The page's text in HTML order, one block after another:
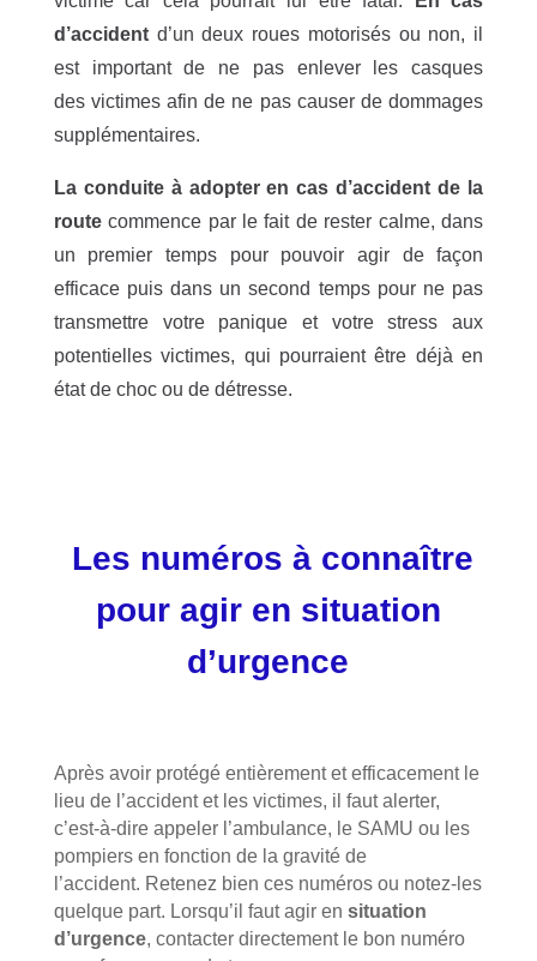
d’accidentd’un deux roues motorisés ou non, il
est important de ne pas enlever les casques
des victimes afin de ne pas causer de dommages
supplémentaires.
La conduite à adopter en cas d’accident de la
routecommence par le fait de rester calme, dans
un premier temps pour pouvoir agir de façon
efficace puis dans un second temps pour ne pas
transmettre votre panique et votre stress aux
potentielles victimes, qui pourraient être déjà en
état de choc ou de détresse.
Les numéros à connaître
pour agir en situation
d’urgence
Après avoir protégé entièrement et efficacement le
lieu de l’accident et les victimes, il faut alerter,
c’est-à-dire appeler l’ambulance, le SAMU ou les
pompiers en fonction de la gravité de
l’accident. Retenez bien ces numéros ou notez-les
quelque part. Lorsqu’il fautagir en situation
d’urgence, contacter directement le bon numéro